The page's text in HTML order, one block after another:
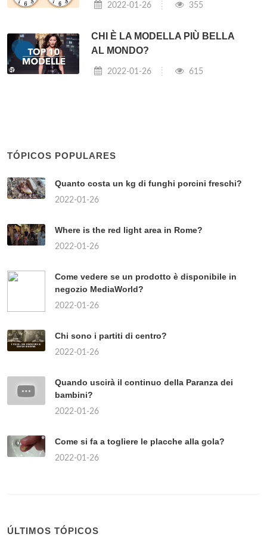
2022-01-26 355
CHI È LA MODELLA PIÙ BELLA
AL MONDO?
2022-01-26 615
TÓPICOS POPULARES
Quanto costa un kg di funghi porcini freschi?
2022-01-26
Where is the red light area in Rome?
2022-01-26
Come vedere se un prodotto è disponibile in
negozio MediaWorld?
2022-01-26
Chi sono i partiti di centro?
2022-01-26
Quando uscirà il continuo della Paranza dei
bambini?
2022-01-26
Come si fa a togliere le placche alla gola?
2022-01-26
ÚLTIMOS TÓPICOS